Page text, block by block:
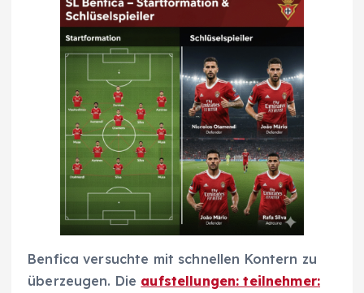
Benfica versuchte mit schnellen Kontern zu
überzeugen. Die aufstellungen: teilnehmer: